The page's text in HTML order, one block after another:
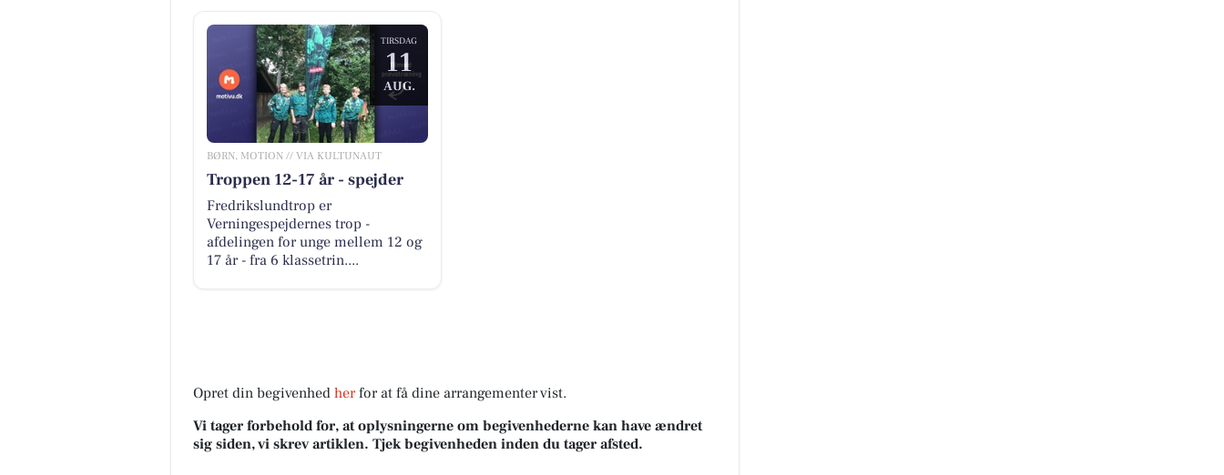
TIRSDAG
11
AUG.
BØRN, MOTION // VIA KULTUNAUT
Troppen 12-17 år - spejder
Fredrikslundtrop er
Verningespejdernes trop -
afdelingen for unge mellem 12 og
17 år - fra 6 klassetrin....
Opret din begivenhed herfor at få dine arrangementer vist.
Vi tager forbehold for, at oplysningerne om begivenhederne kan have ændret
sig siden, vi skrev artiklen. Tjek begivenheden inden du tager afsted.